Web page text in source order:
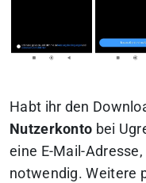
Habt ihr den
Nutzerkonto bei
eine E-Mail-
notwendig. Weitere